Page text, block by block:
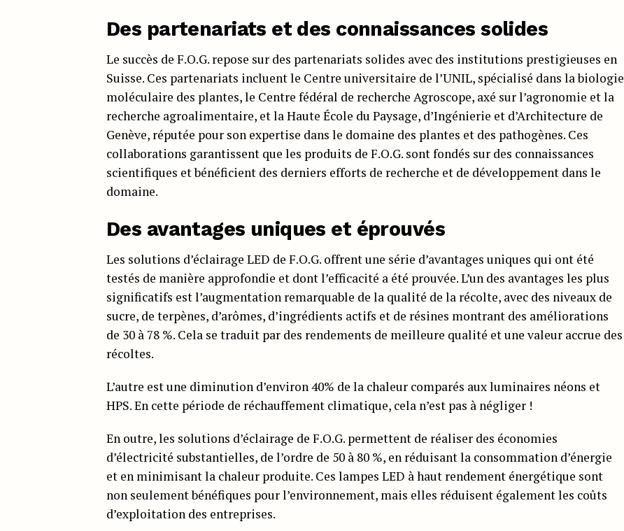
Des partenariats et des connaissances solides
Le succès de F.O.G. repose sur des partenariats solides avec des institutions prestigieuses en
Suisse. Ces partenariats incluent le Centre universitaire de l’UNIL, spécialisé dans la biologie
moléculaire des plantes, le Centre fédéral de recherche Agroscope, axé sur l’agronomie et la
recherche agroalimentaire, et la Haute École du Paysage, d’Ingénierie et d’Architecture de
Genève, réputée pour son expertise dans le domaine des plantes et des pathogènes. Ces
collaborations garantissent que les produits de F.O.G. sont fondés sur des connaissances
scientifiques et bénéficient des derniers efforts de recherche et de développement dans le
domaine.
Des avantages uniques et éprouvés
Les solutions d’éclairage LED de F.O.G. offrent une série d’avantages uniques qui ont été
testés de manière approfondie et dont l’efficacité a été prouvée. L’un des avantages les plus
significatifs est l’augmentation remarquable de la qualité de la récolte, avec des niveaux de
sucre, de terpènes, d’arômes, d’ingrédients actifs et de résines montrant des améliorations
de 30 à 78 %. Cela se traduit par des rendements de meilleure qualité et une valeur accrue des
récoltes.
L’autre est une diminution d’environ 40% de la chaleur comparés aux luminaires néons et
HPS. En cette période de réchauffement climatique, cela n’est pas à négliger !
En outre, les solutions d’éclairage de F.O.G. permettent de réaliser des économies
d’électricité substantielles, de l’ordre de 50 à 80 %, en réduisant la consommation d’énergie
et en minimisant la chaleur produite. Ces lampes LED à haut rendement énergétique sont
non seulement bénéfiques pour l’environnement, mais elles réduisent également les coûts
d’exploitation des entreprises.